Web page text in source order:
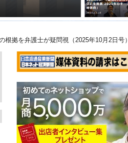
拠を弁護士が疑問視（2025年10月2日号）